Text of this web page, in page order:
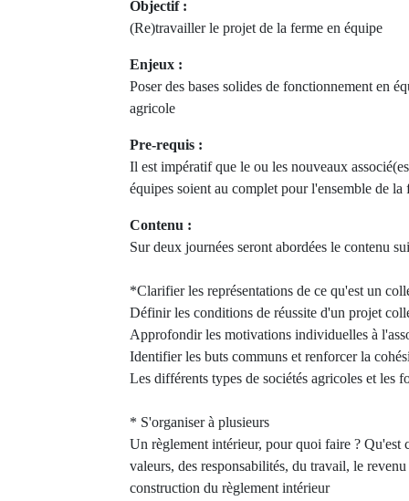
Objectif :
(Re)travailler le projet de la ferme en équipe
Enjeux :
Poser des bases solides de fonctionnement en
agricole
Pre-requis :
Il est impératif que le ou les nouveaux
équipes soient au complet pour l'ensemble de la
Contenu :
Sur deux journées seront abordées le contenu
*Clarifier les représentations de ce qu'est un
Définir les conditions de réussite d'un projet
Approfondir les motivations individuelles à
Identifier les buts communs et renforcer la
Les différents types de sociétés agricoles et les
* S'organiser à plusieurs
Un règlement intérieur, pour quoi faire ? Qu'est
valeurs, des responsabilités, du travail, le revenu
construction du règlement intérieur